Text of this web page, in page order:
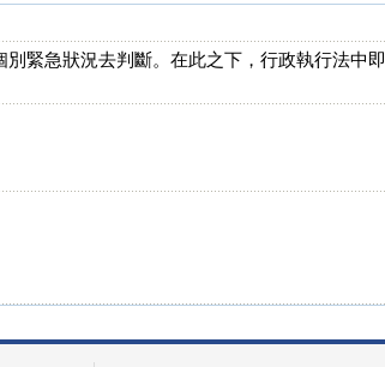
緊急狀況去判斷。在此之下，行政執行法中即